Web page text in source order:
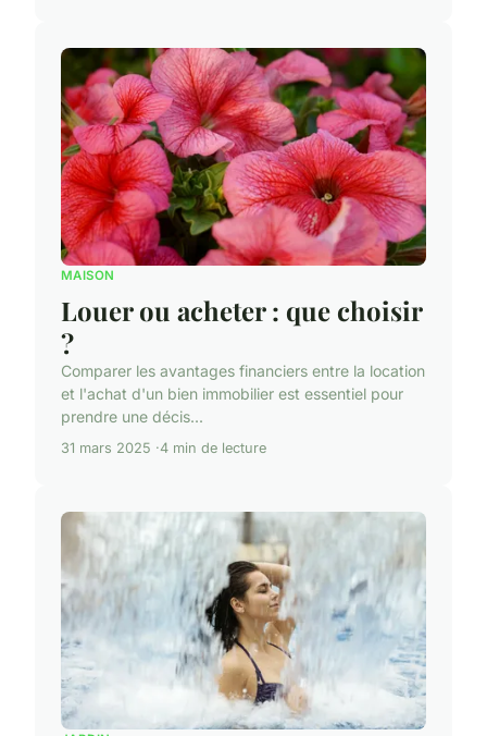
MAISON
Louer ou acheter : que choisir
?
Comparer les avantages financiers entre la location
et l'achat d'un bien immobilier est essentiel pour
prendre une décis...
31 mars 2025 4 min de lecture